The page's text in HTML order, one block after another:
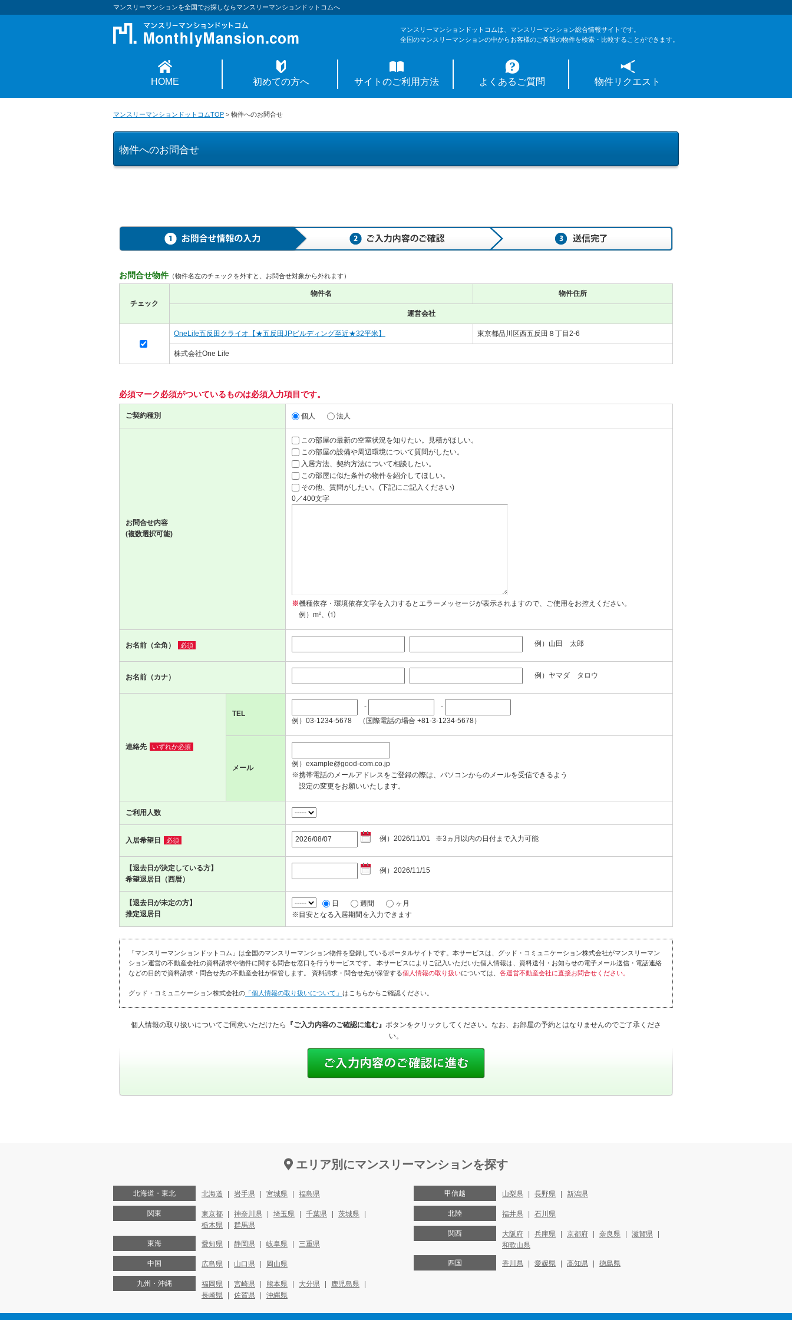
マンスリーマンションを全国でお探しならマンスリーマンションドットコムへ
マンスリーマンションドットコムは、マンスリーマンション総合情報サイトです。
全国のマンスリーマンションの中からお客様のご希望の物件を検索・比較することができます。
HOME 初めての方へ サイトのご利用方法 よくあるご質問 物件リクエスト
マンスリーマンションドットコムTOP > 物件へのお問合せ
物件へのお問合せ
お問合せ物件 （物件名左のチェックを外すと、お問合せ対象から外れます）
チェック
物件名 物件住所
運営会社
OneLife五反田クライオ【★五反田JPビルディング至近★32平米】 東京都品川区西五反田８丁目2-6
株式会社One Life
必須マーク必須がついているものは必須入力項目です。
ご契約種別 個人 法人
お問合せ内容
(複数選択可能)
この部屋の最新の空室状況を知りたい。見積がほしい。
この部屋の設備や周辺環境について質問がしたい。
入居方法、契約方法について相談したい。
この部屋に似た条件の物件を紹介してほしい。
その他、質問がしたい。(下記にご記入ください)
0／400文字
※機種依存・環境依存文字を入力するとエラーメッセージが表示されますので、ご使用をお控えください。
例）m²、⑴
お名前（全角） 必須 例）山田 太郎
お名前（カナ） 例）ヤマダ タロウ
連絡先 いずれか必須
TEL
-
-
例）03-1234-5678 （国際電話の場合 +81-3-1234-5678）
メール
例）example@good-com.co.jp
※携帯電話のメールアドレスをご登録の際は、パソコンからのメールを受信できるよう
設定の変更をお願いいたします。
ご利用人数
入居希望日 必須 例）2026/11/01 ※3ヵ月以内の日付まで入力可能
【退去日が決定している方】
希望退居日（西暦）
例）2026/11/15
【退去日が未定の方】
推定退居日
日 週間
ヶ月
※目安となる入居期間を入力できます
「マンスリーマンションドットコム」は全国のマンスリーマンション物件を登録しているポータルサイトです。本サービスは、グッド・コミュニケーション株式会社がマンスリーマン
ション運営の不動産会社の資料請求や物件に関する問合せ窓口を行うサービスです。 本サービスによりご記入いただいた個人情報は、資料送付・お知らせの電子メール送信・電話連絡
などの目的で資料請求・問合せ先の不動産会社が保管します。 資料請求・問合せ先が保管する個人情報の取り扱いについては、 各運営不動産会社に直接お問合せください。
グッド・コミュニケーション株式会社の 「個人情報の取り扱いについて」 はこちらからご確認ください。
個人情報の取り扱いについてご同意いただけたら 『ご入力内容のご確認に進む』 ボタンをクリックしてください。なお、お部屋の予約とはなりませんのでご了承くださ
い。
エリア別にマンスリーマンションを探す
北海道・東北 北海道 岩手県 宮城県 福島県
関東 東京都 神奈川県 埼玉県 千葉県
茨城県
栃木県
群馬県
東海 愛知県 静岡県 岐阜県 三重県
中国 広島県 山口県 岡山県
九州・沖縄 福岡県 宮崎県 熊本県 大分県
鹿児島県
長崎県
佐賀県 沖縄県
甲信越 山梨県 長野県 新潟県
北陸 福井県 石川県
関西 大阪府 兵庫県 京都府 奈良県
滋賀県
和歌山県
四国 香川県 愛媛県 高知県 徳島県